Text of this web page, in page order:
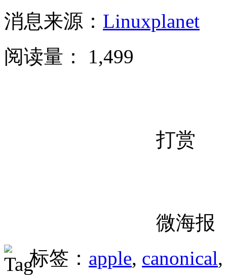
消息来源： Linuxplanet
阅读量：
1,499
打赏
微海报
标签： apple, canonical